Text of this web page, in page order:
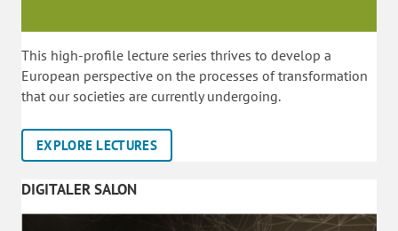
This high-profile lecture series thrives to develop a
European perspective on the processes of transformation
that our societies are currently undergoing.
EXPLORE LECTURES
DIGITALER SALON